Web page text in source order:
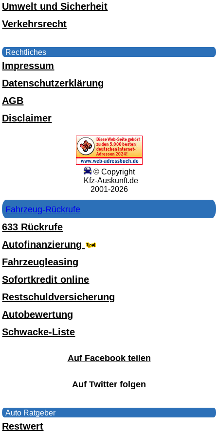
Umwelt und Sicherheit
Verkehrsrecht
Rechtliches
Impressum
Datenschutzerklärung
AGB
Disclaimer
© Copyright
Kfz-Auskunft.de
2001-2026
Fahrzeug-Rückrufe
633 Rückrufe
Autofinanzierung
Fahrzeugleasing
Sofortkredit online
Restschuldversicherung
Autobewertung
Schwacke-Liste
Auf Facebook teilen
Auf Twitter folgen
Auto Ratgeber
Restwert